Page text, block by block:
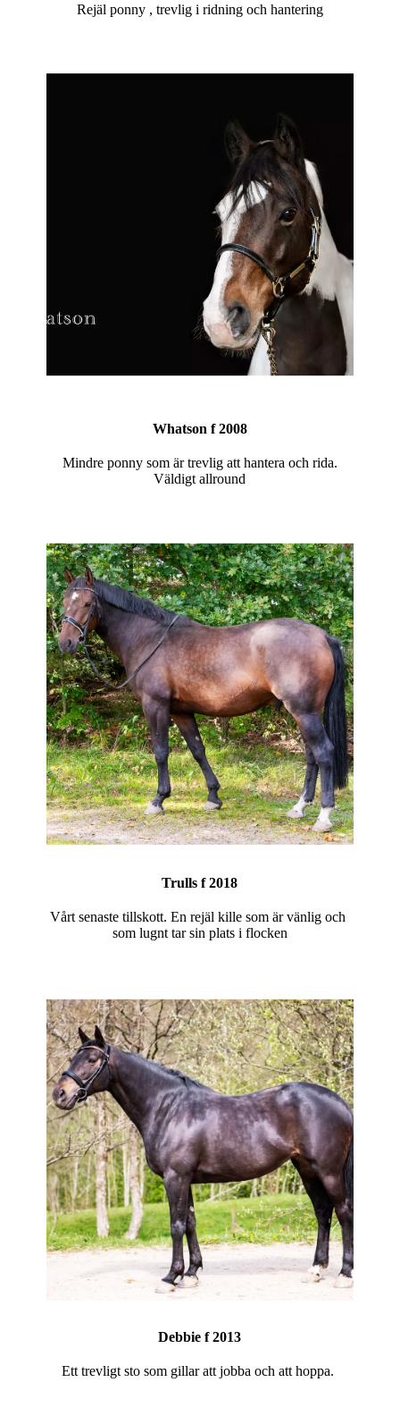
Rejäl ponny , trevlig i ridning och hantering
Whatson f 2008
Mindre ponny som är trevlig att hantera och rida.
Väldigt allround
Trulls f 2018
Vårt senaste tillskott. En rejäl kille som är vänlig och
som lugnt tar sin plats i flocken
Debbie f 2013
Ett trevligt sto som gillar att jobba och att hoppa.